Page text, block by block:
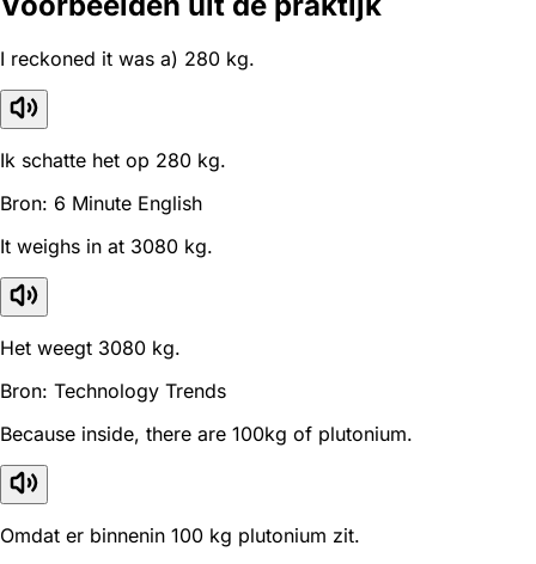
I reckoned it was a) 280 kg.
Ik schatte het op 280 kg.
Bron: 6 Minute English
It weighs in at 3080 kg.
Het weegt 3080 kg.
Bron: Technology Trends
Because inside, there are 100kg of plutonium.
Omdat er binnenin 100 kg plutonium zit.